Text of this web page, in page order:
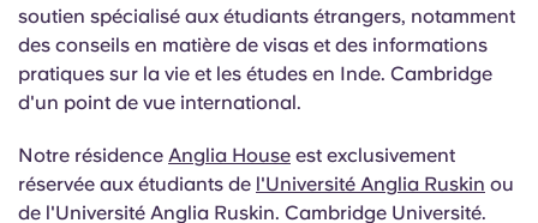
soutien spécialisé aux étudiants étrangers, notamment
des conseils en matière de visas et des informations
pratiques sur la vie et les études en Inde. Cambridge
d'un point de vue international.
Notre résidence Anglia House est exclusivement
réservée aux étudiants de l'Université Anglia Ruskin ou
de l'Université Anglia Ruskin. Cambridge Université.